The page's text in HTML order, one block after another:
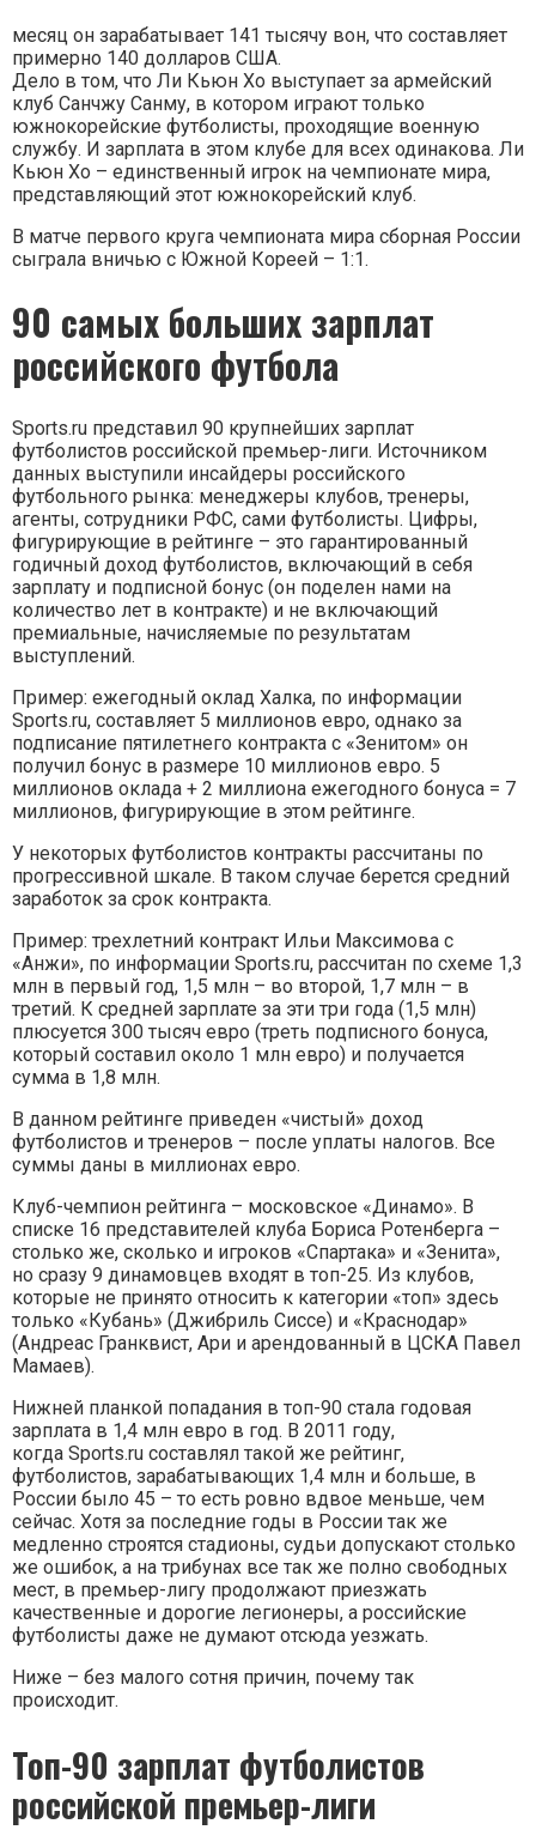
месяц он зарабатывает 141 тысячу вон, что составляет
примерно 140 долларов США.
Дело в том, что Ли Кьюн Хо выступает за армейский
клуб Санчжу Санму, в котором играют только
южнокорейские футболисты, проходящие военную
службу. И зарплата в этом клубе для всех одинакова. Ли
Кьюн Хо – единственный игрок на чемпионате мира,
представляющий этот южнокорейский клуб.
В матче первого круга чемпионата мира сборная России
сыграла вничью с Южной Кореей – 1:1.
90 самых больших зарплат
российского футбола
Sports.ru представил 90 крупнейших зарплат
футболистов российской премьер-лиги. Источником
данных выступили инсайдеры российского
футбольного рынка: менеджеры клубов, тренеры,
агенты, сотрудники РФС, сами футболисты. Цифры,
фигурирующие в рейтинге – это гарантированный
годичный доход футболистов, включающий в себя
зарплату и подписной бонус (он поделен нами на
количество лет в контракте) и не включающий
премиальные, начисляемые по результатам
выступлений.
Пример: ежегодный оклад Халка, по информации
Sports.ru, составляет 5 миллионов евро, однако за
подписание пятилетнего контракта с «Зенитом» он
получил бонус в размере 10 миллионов евро. 5
миллионов оклада + 2 миллиона ежегодного бонуса = 7
миллионов, фигурирующие в этом рейтинге.
У некоторых футболистов контракты рассчитаны по
прогрессивной шкале. В таком случае берется средний
заработок за срок контракта.
Пример: трехлетний контракт Ильи Максимова с
«Анжи», по информации Sports.ru, рассчитан по схеме 1,3
млн в первый год, 1,5 млн – во второй, 1,7 млн – в
третий. К средней зарплате за эти три года (1,5 млн)
плюсуется 300 тысяч евро (треть подписного бонуса,
который составил около 1 млн евро) и получается
сумма в 1,8 млн.
В данном рейтинге приведен «чистый» доход
футболистов и тренеров – после уплаты налогов. Все
суммы даны в миллионах евро.
Клуб-чемпион рейтинга – московское «Динамо». В
списке 16 представителей клуба Бориса Ротенберга –
столько же, сколько и игроков «Спартака» и «Зенита»,
но сразу 9 динамовцев входят в топ-25. Из клубов,
которые не принято относить к категории «топ» здесь
только «Кубань» (Джибриль Сиссе) и «Краснодар»
(Андреас Гранквист, Ари и арендованный в ЦСКА Павел
Мамаев).
Нижней планкой попадания в топ-90 стала годовая
зарплата в 1,4 млн евро в год. В 2011 году,
когда Sports.ru составлял такой же рейтинг,
футболистов, зарабатывающих 1,4 млн и больше, в
России было 45 – то есть ровно вдвое меньше, чем
сейчас. Хотя за последние годы в России так же
медленно строятся стадионы, судьи допускают столько
же ошибок, а на трибунах все так же полно свободных
мест, в премьер-лигу продолжают приезжать
качественные и дорогие легионеры, а российские
футболисты даже не думают отсюда уезжать.
Ниже – без малого сотня причин, почему так
происходит.
Топ-90 зарплат футболистов
российской премьер-лиги